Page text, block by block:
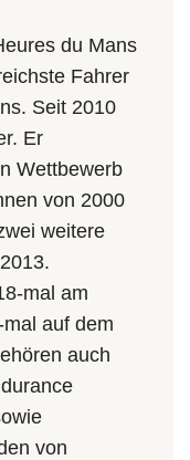
du Mans
Fahrer
Seit 2010
Er
Wettbewerb
von 2000
weitere
mal am
auf dem
auch
von